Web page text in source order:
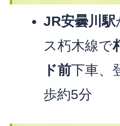
JR安曇川駅
ス朽木線で
ド前下車、
歩約5分